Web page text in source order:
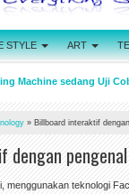
STYLE ART
Machine sedang Uji
» Billboard interaktif
dengan
menggunakan teknologi